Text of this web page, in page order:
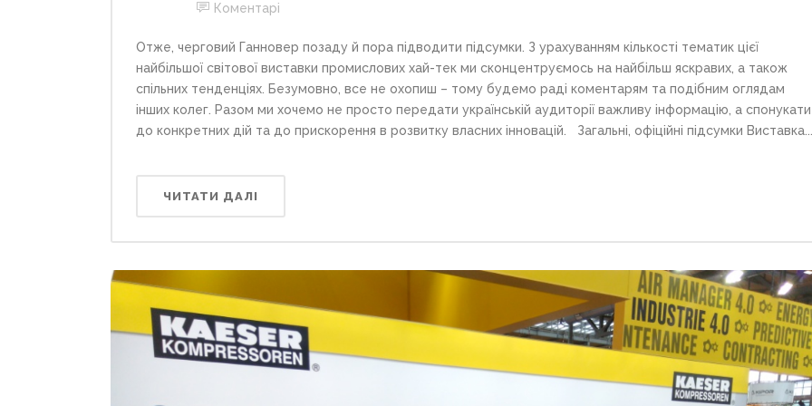
Коментарі
Отже, черговий Ганновер позаду й пора підводити підсумки. З урахуванням кількості тематик цієї
найбільшої світової виставки промислових хай-тек ми сконцентруємось на найбільш яскравих, а також
спільних тенденціях. Безумовно, все не охопиш – тому будемо раді коментарям та подібним оглядам
інших колег. Разом ми хочемо не просто передати українській аудиторії важливу інформацію, а спонукати
до конкретних дій та до прискорення в розвитку власних інновацій. Загальні, офіційні підсумки Виставка...
ЧИТАТИ ДАЛІ